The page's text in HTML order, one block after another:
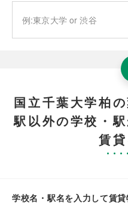
国立千葉大学柏
駅以外の学校・
賃
学校名・駅名を入力して賃